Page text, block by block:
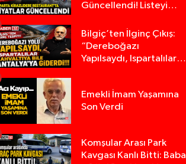
Güncellendi! Listeyi
Bilgiç’ten İlginç Çıkış:
“Dereboğazı
Yapılsaydı, Ispartalılar
Emekli İmam Yaşamına
Son Verdi
Komşular Arası Park
Kavgası Kanlı Bitti: Baba